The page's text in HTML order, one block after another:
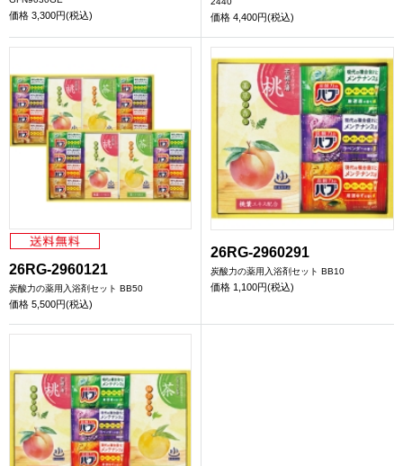
価格 3,300円(税込) 価格 4,400円(税込)
26RG-2960121
炭酸力の薬用入浴剤セット BB50
価格 5,500円(税込)
26RG-2960291
炭酸力の薬用入浴剤セット BB10
価格 1,100円(税込)